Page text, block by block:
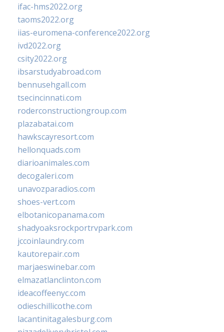
ifac-hms2022.org
taoms2022.org
iias-euromena-conference2022.org
ivd2022.org
csity2022.org
ibsarstudyabroad.com
bennusehgall.com
tsecincinnati.com
roderconstructiongroup.com
plazabatai.com
hawkscayresort.com
hellonquads.com
diarioanimales.com
decogaleri.com
unavozparadios.com
shoes-vert.com
elbotanicopanama.com
shadyoaksrockportrvpark.com
jccoinlaundry.com
kautorepair.com
marjaeswinebar.com
elmazatlanclinton.com
ideacoffeenyc.com
odieschillicothe.com
lacantinitagalesburg.com